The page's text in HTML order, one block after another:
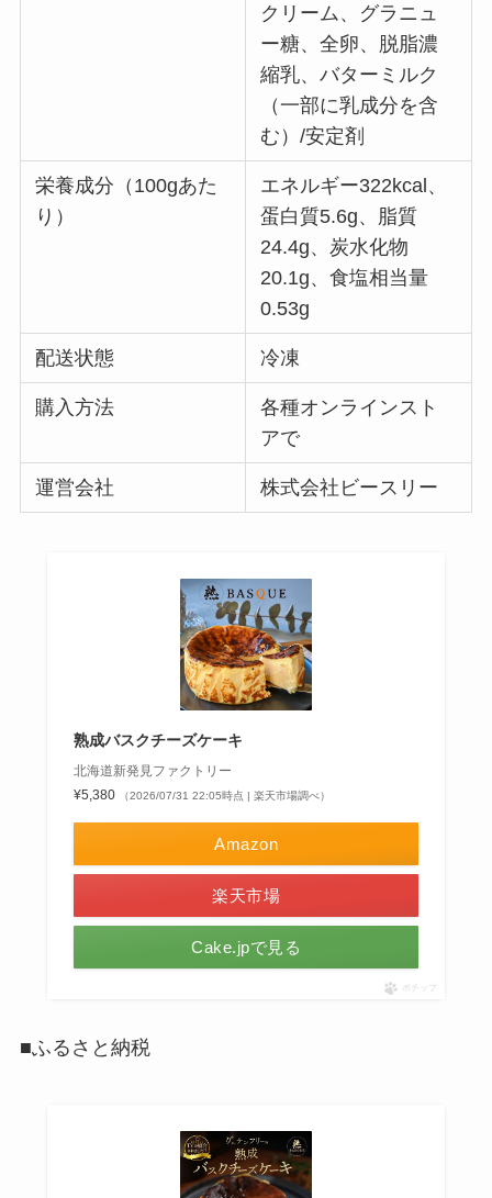
クリーム、グラニュ
ー糖、全卵、脱脂濃
縮乳、バターミルク
（一部に乳成分を含
む）/安定剤
栄養成分（100gあた
り）
エネルギー322kcal、
蛋白質5.6g、脂質
24.4g、炭水化物
20.1g、食塩相当量
0.53g
配送状態 冷凍
購入方法
各種オンラインスト
アで
運営会社 株式会社ビースリー
熟成バスクチーズケーキ
北海道新発見ファクトリー
¥5,380
（2026/07/31 22:05時点 | 楽天市場調べ）
Amazon
楽天市場
Cake.jpで見る
ポチップ
■ふるさと納税